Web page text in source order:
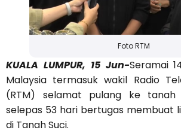
Foto RTM
KUALA LUMPUR, 15 Jun-Seramai
Malaysia termasuk wakil Radio
(RTM) selamat pulang ke
selepas 53 hari bertugas membuat
di Tanah Suci.